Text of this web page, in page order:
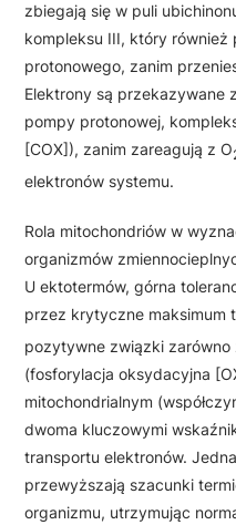
zbiegają się w puli
kompleksu III, który
protonowego, zanim
Elektrony są przekazywane
pompy protonowej,
[COX]), zanim zareagują z O
elektronów systemu.
Rola mitochondriów w
organizmów
U ektotermów, górna
przez krytyczne maksimum
pozytywne związki
(fosforylacja oksydacyjna
mitochondrialnym
dwoma kluczowymi
transportu elektronów.
przewyższają szacunki
organizmu, utrzymując